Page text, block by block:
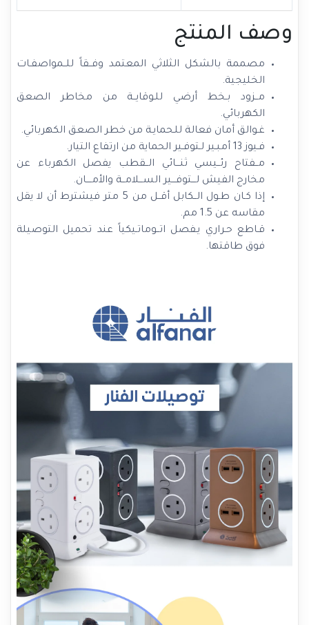
وصف المنتج
مصممة بالشكل الثلاثي المعتمد وفــقاً للــمواصفـات
الخليجية.
مــزود بـخط أرضي للـوقايــة من مخاطر الصعق
الكهربائي.
غـوالق أمان فعالة للـحمايـة من خطر الصعق الكهربائي.
فـيوز 13 أمبـير لـتوفـير الحماية من ارتفاع التيار.
مــفتاح رئــيسي ثنـــائي الــقطب يفصل الكهرباء عن
مخارج الفيش لـــتوفـــير الســـلامــة والأمــــان.
إذا كـان طـول الــكابل أقــل من 5 متر فيشترط أن لا يقل
مقاسه عن 1.5 مم.
قـاطع حـراري يـفصل اتــوماتـيكياً عند تحميل التوصيلة
فوق طاقتها.